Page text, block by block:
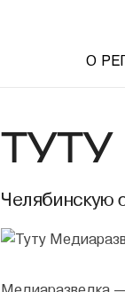
О
Челябинскую